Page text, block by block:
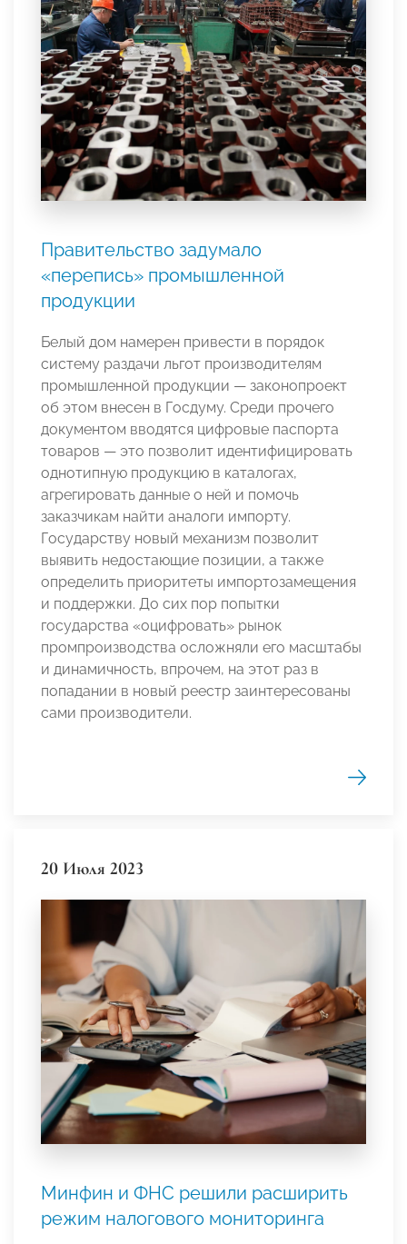
Правительство задумало
«перепись» промышленной
продукции
Белый дом намерен привести в порядок
систему раздачи льгот производителям
промышленной продукции — законопроект
об этом внесен в Госдуму. Среди прочего
документом вводятся цифровые паспорта
товаров — это позволит идентифицировать
однотипную продукцию в каталогах,
агрегировать данные о ней и помочь
заказчикам найти аналоги импорту.
Государству новый механизм позволит
выявить недостающие позиции, а также
определить приоритеты импортозамещения
и поддержки. До сих пор попытки
государства «оцифровать» рынок
промпроизводства осложняли его масштабы
и динамичность, впрочем, на этот раз в
попадании в новый реестр заинтересованы
сами производители.
20 Июля 2023
Минфин и ФНС решили расширить
режим налогового мониторинга